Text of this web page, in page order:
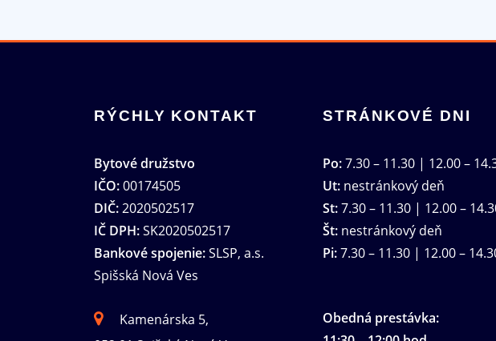
RÝCHLY KONTAKT
Bytové družstvo
IČO:00174505
DIČ:2020502517
IČ DPH:SK2020502517
Bankové spojenie:SLSP, a.s.
Spišská Nová Ves
Kamenárska 5,
STRÁNKOVÉ DNI
Po:7.30 – 11.30 | 12.00 –
Ut: nestránkový deň
St:7.30 – 11.30 | 12.00 –
Št: nestránkový deň
Pi:7.30 – 11.30 | 12.00 –
Obedná prestávka: